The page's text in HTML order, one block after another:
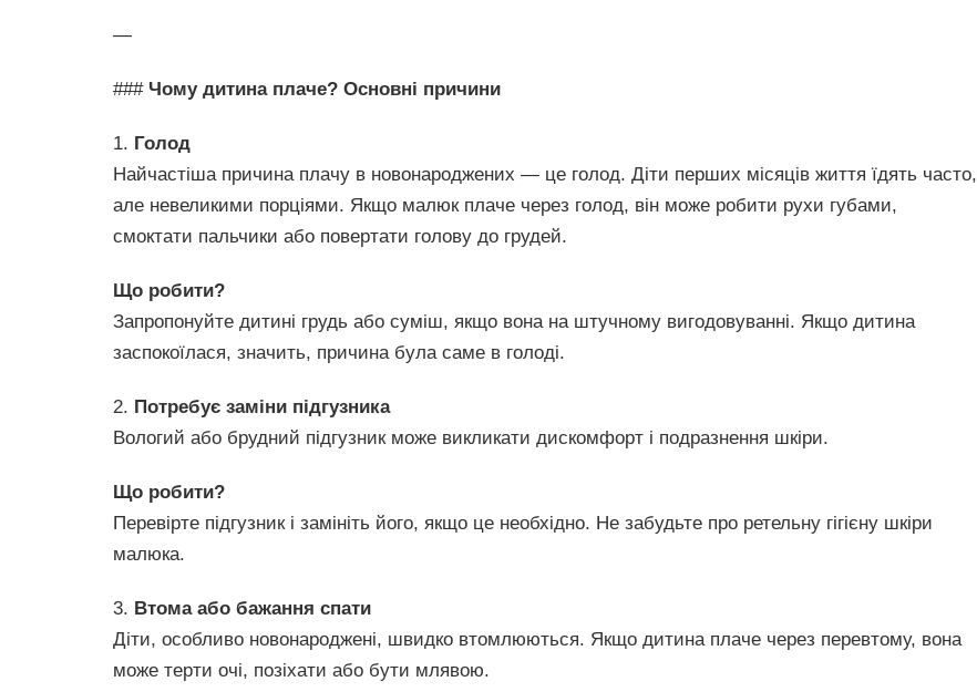
—
### Чому дитина плаче? Основні причини
1. Голод
Найчастіша причина плачу в новонароджених — це голод. Діти перших місяців життя їдять часто,
але невеликими порціями. Якщо малюк плаче через голод, він може робити рухи губами,
смоктати пальчики або повертати голову до грудей.
Що робити?
Запропонуйте дитині грудь або суміш, якщо вона на штучному вигодовуванні. Якщо дитина
заспокоїлася, значить, причина була саме в голоді.
2. Потребує заміни підгузника
Вологий або брудний підгузник може викликати дискомфорт і подразнення шкіри.
Що робити?
Перевірте підгузник і замініть його, якщо це необхідно. Не забудьте про ретельну гігієну шкіри
малюка.
3. Втома або бажання спати
Діти, особливо новонароджені, швидко втомлюються. Якщо дитина плаче через перевтому, вона
може терти очі, позіхати або бути млявою.